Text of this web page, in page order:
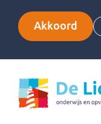
Akkoord